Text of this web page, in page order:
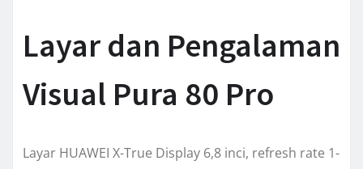
Layar dan Pengalaman
Visual Pura 80 Pro
Layar HUAWEI X-True Display 6,8 inci, refresh rate 1-